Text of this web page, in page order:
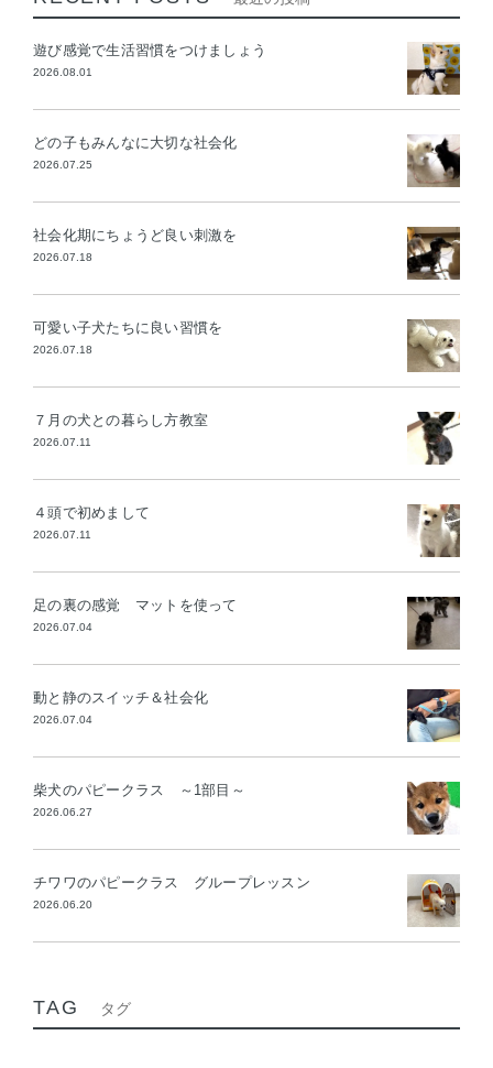
遊び感覚で生活習慣をつけましょう
2026.08.01
どの子もみんなに大切な社会化
2026.07.25
社会化期にちょうど良い刺激を
2026.07.18
可愛い子犬たちに良い習慣を
2026.07.18
７月の犬との暮らし方教室
2026.07.11
４頭で初めまして
2026.07.11
足の裏の感覚 マットを使って
2026.07.04
動と静のスイッチ＆社会化
2026.07.04
柴犬のパピークラス ～1部目～
2026.06.27
チワワのパピークラス グループレッスン
2026.06.20
TAG タグ